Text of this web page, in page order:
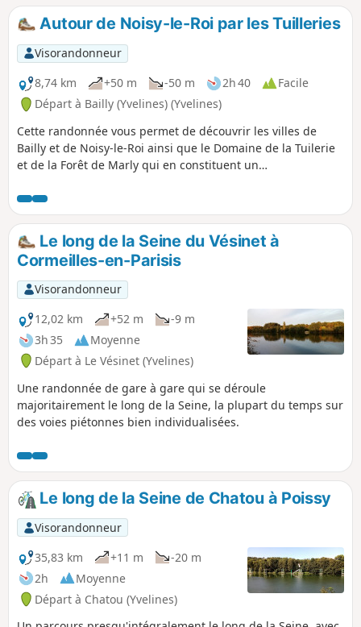
Autour de Noisy-le-Roi par les Tuilleries
Visorandonneur
8,74 km
+50 m -50 m 2h 40
Facile
Départ à Bailly (Yvelines) (Yvelines)
Cette randonnée vous permet de découvrir les villes de
Bailly et de Noisy-le-Roi ainsi que le Domaine de la Tuilerie
et de la Forêt de Marly qui en constituent un
Le long de la Seine du Vésinet à
Cormeilles-en-Parisis
Visorandonneur
12,02 km
+52 m
-9 m
3h 35
Moyenne
Départ à Le Vésinet (Yvelines)
Une randonnée de gare à gare qui se déroule
majoritairement le long de la Seine, la plupart du temps sur
des voies piétonnes bien individualisées.
Le long de la Seine de Chatou à Poissy
Visorandonneur
35,83 km
+11 m
-20 m
2h
Moyenne
Départ à Chatou (Yvelines)